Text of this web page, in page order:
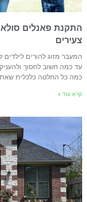
פאנלים
מזוג להורים לילדים
כמה חשוב לחסוך ולהעניק
כל החלטה כלכלית שאתם
עוד »